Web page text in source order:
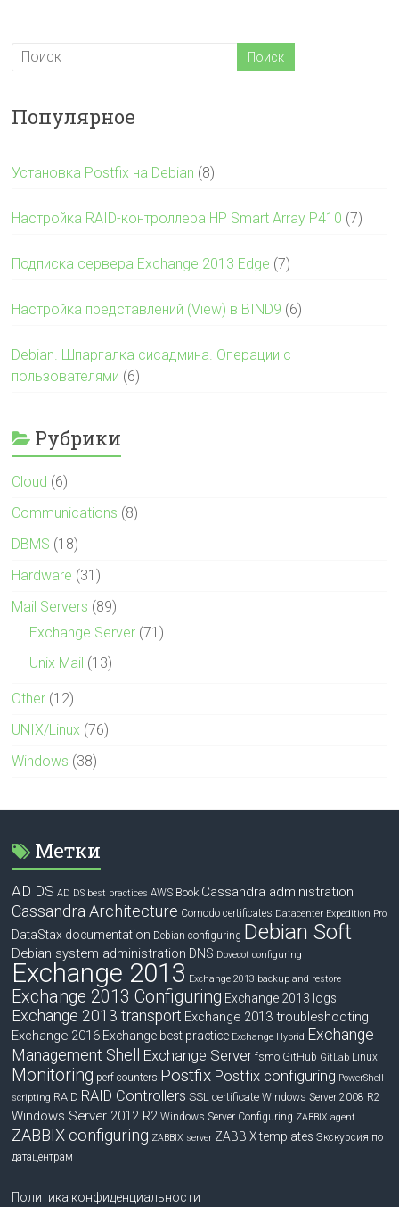
Популярное
Установка Postfix на Debian (8)
Настройка RAID-контроллера HP Smart Array P410 (7)
Подписка сервера Exchange 2013 Edge (7)
Настройка представлений (View) в BIND9 (6)
Debian. Шпаргалка сисадмина. Операции с
пользователями (6)
Рубрики
Cloud (6)
Communications (8)
DBMS (18)
Hardware (31)
Mail Servers (89)
Exchange Server (71)
Unix Mail (13)
Other (12)
UNIX/Linux (76)
Windows (38)
Метки
AD DS AD DS best practices AWS Book Cassandra administration
Cassandra Architecture Comodo certificates Datacenter Expedition Pro
DataStax documentation Debian configuring Debian Soft
Debian system administration DNS Dovecot configuring
Exchange 2013 Exchange 2013 backup and restore
Exchange 2013 Configuring Exchange 2013 logs
Exchange 2013 transport Exchange 2013 troubleshooting
Exchange 2016 Exchange best practice Exchange Hybrid Exchange
Management Shell
Exchange Server fsmo GitHub GitLab Linux
Monitoring perf counters Postfix Postfix configuring PowerShell
scripting RAID RAID Controllers SSL certificate Windows Server 2008 R2
Windows Server 2012 R2 Windows Server Configuring ZABBIX agent
ZABBIX configuring ZABBIX server ZABBIX templates Экскурсия по
датацентрам
Политика конфиденциальности